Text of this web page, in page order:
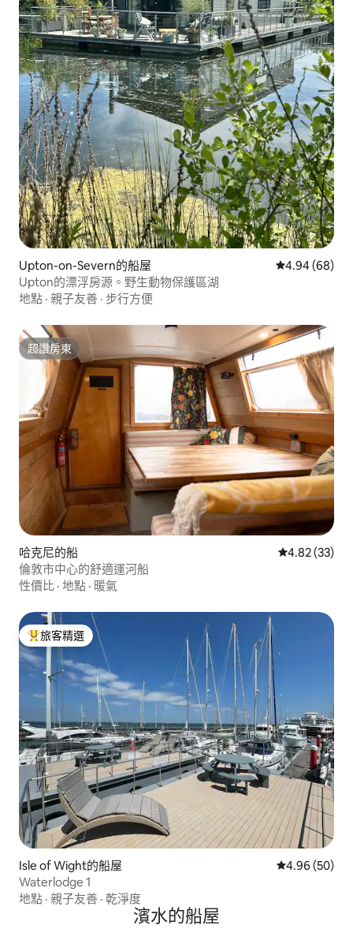
Upton-on-Severn的船屋 從 68 則評價
4.94 (68)
Upton的漂浮房源。野生動物保護區湖
地點 · 親子友善 · 步行方便
超讚房東
超讚房東
哈克尼的船 從 33 則評價
4.82 (33)
倫敦市中心的舒適運河船
性價比 · 地點 · 暖氣
旅客精選榜首
旅客精選
Isle of Wight的船屋 從 50 則評價
4.96 (50)
Waterlodge 1
地點 · 親子友善 · 乾淨度
濱水的船屋